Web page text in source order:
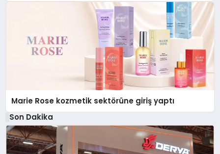
Marie Rose kozmetik sektörüne giriş yaptı
Son Dakika